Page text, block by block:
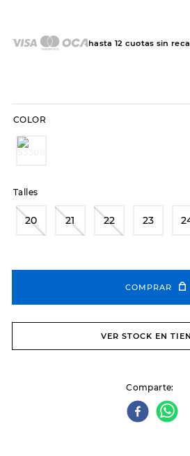
hasta 12 cuotas sin
COLOR
Talles
20 21 22 23
COMPRAR
VER STOCK EN
Comparte